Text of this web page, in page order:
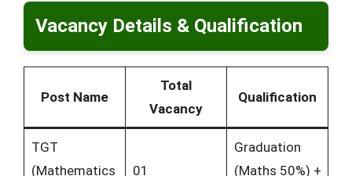
Vacancy Details & Qualification
Post Name
Total
Vacancy
Qualification
TGT
(Mathematics
01
Graduation
(Maths 50%) +